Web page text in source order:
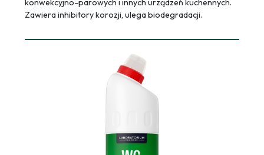
konwekcyjno-parowych i innych urządzeń kuchennych.
Zawiera inhibitory korozji, ulega biodegradacji.